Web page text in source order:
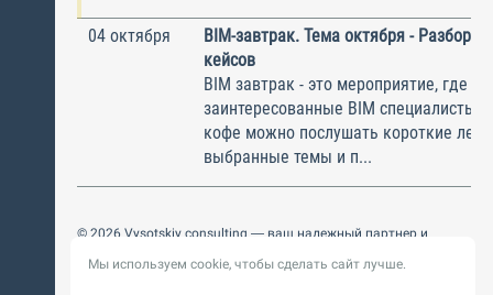
04 октября
BIM-завтрак. Тема октября - Разбор
кейсов
BIM завтрак - это мероприятие, где
заинтересованные BIM специалисты.
кофе можно послушать короткие
выбранные темы и п...
© 2026 Vysotskiy consulting — ваш надежный партнер и
Цифровизация, BIM, ИИ. Внедряем и оптимизируем
Мы используем cookie, чтобы сделать сайт лучше.